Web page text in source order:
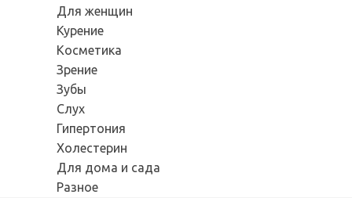
Для женщин
Курение
Косметика
Зрение
Зубы
Слух
Гипертония
Холестерин
Для дома и сада
Разное